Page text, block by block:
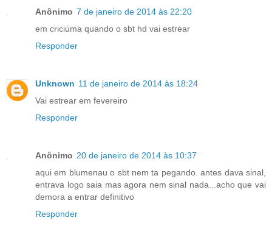
Anônimo 7 de janeiro de 2014 às 22:20
em criciúma quando o sbt hd vai estrear
Responder
Unknown 11 de janeiro de 2014 às 18:24
Vai estrear em fevereiro
Responder
Anônimo 20 de janeiro de 2014 às 10:37
aqui em blumenau o sbt nem ta pegando. antes dava sinal,
entrava logo saia mas agora nem sinal nada...acho que vai
demora a entrar definitivo
Responder